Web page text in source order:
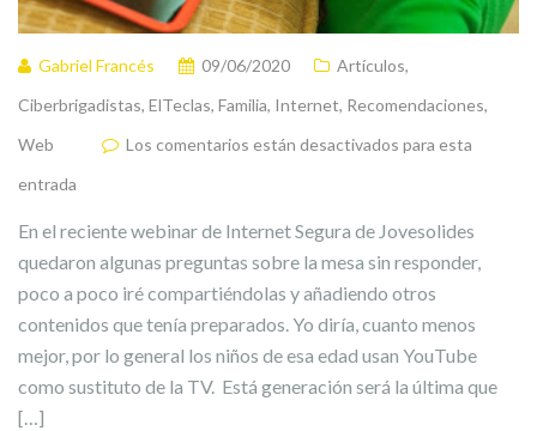
Gabriel Francés 09/06/2020 Artículos,
Ciberbrigadistas, ElTeclas, Familia, Internet, Recomendaciones,
Web
Los comentarios están desactivados para esta
entrada
En el reciente webinar de Internet Segura de Jovesolides
quedaron algunas preguntas sobre la mesa sin responder,
poco a poco iré compartiéndolas y añadiendo otros
contenidos que tenía preparados. Yo diría, cuanto menos
mejor, por lo general los niños de esa edad usan YouTube
como sustituto de la TV. Está generación será la última que
[…]